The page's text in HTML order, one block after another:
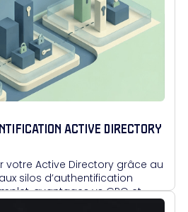
ACTIVE DIRECTORY
votre Active Directory grâce au
silos d’authentification
avantages vs GPO et